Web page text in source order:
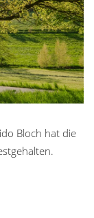
Bloch hat die